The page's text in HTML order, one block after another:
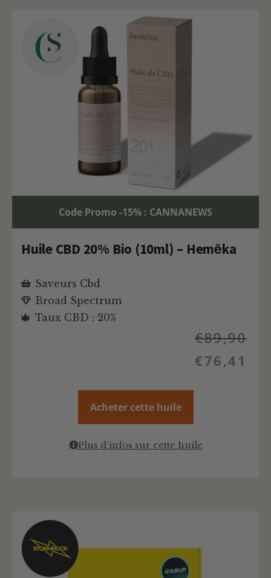
Code Promo -15% : CANNANEWS
Huile CBD 20% Bio (10ml) – Hemēka
Saveurs Cbd
Broad Spectrum
Taux CBD : 20%
€89,90
€76,41
Acheter cette huile
Plus d'infos sur cette huile